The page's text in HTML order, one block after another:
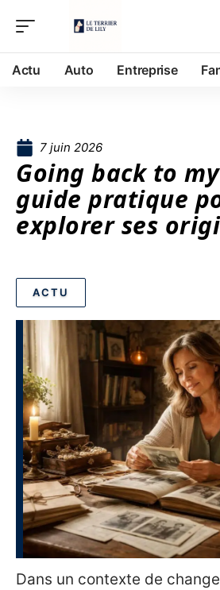
Actu Auto Entreprise
7 juin 2026
Going back to
guide pratique
explorer ses
ACTU
Dans un contexte de